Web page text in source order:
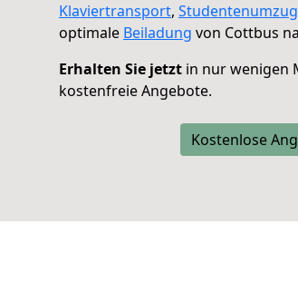
Klaviertransport, Studentenumzug
optimale Beiladung von Cottbus
Erhalten Sie jetzt in nur wenigen
kostenfreie Angebote.
Kostenlose